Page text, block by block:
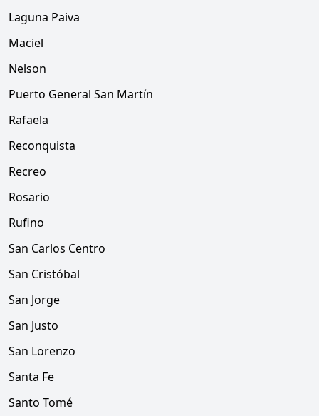
Laguna Paiva
Maciel
Nelson
Puerto General San Martín
Rafaela
Reconquista
Recreo
Rosario
Rufino
San Carlos Centro
San Cristóbal
San Jorge
San Justo
San Lorenzo
Santa Fe
Santo Tomé